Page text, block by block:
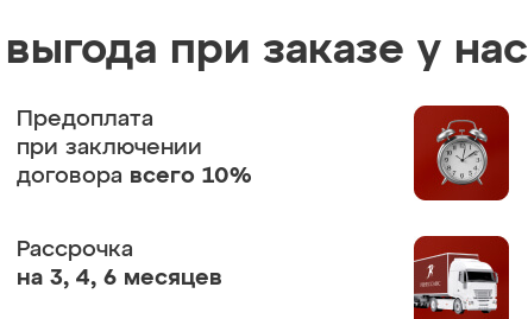
при заказе у нас
Предоплата
при заключении
договора всего 10%
Рассрочка
на 3, 4, 6 месяцев